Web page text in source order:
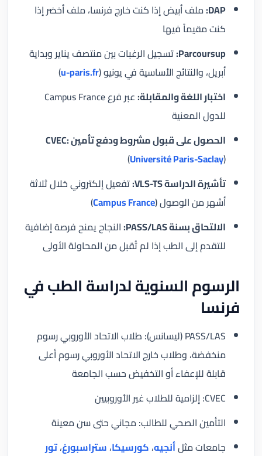
DAP: ملف أبيض إذا كنت خارج فرنسا، ملف أخضر إذا
كنت مقيماً فيها
Parcoursup: تسجيل الرغبات بين منتصف يناير وبداية
أبريل، والنتائج الأساسية في يونيو (u-paris.fr
)
اختبار اللغة والمقابلة:
عبر فرع Campus France
للدول المعنية
الحصول على قبول مشروط ودفع تأمين CVEC:
(Université Paris-Saclay)
تأشيرة الدراسة VLS-TS:
تفعيل إلكتروني خلال ثلاثة
أشهر من الوصول (Campus France
)
الالتحاق بسنة PASS/LAS:
النجاح يمنح فرصة إضافية
للتقدم إلى الطب إذا لم تُقبل من المحاولة الأولى
الرسوم السنوية لدراسة الطب في
فرنسا
PASS/LAS (ليسانس): طلاب الاتحاد الأوروبي رسوم
منخفضة، وطلاب خارج الاتحاد الأوروبي رسوم أعلى
قابلة للإعفاء أو التخفيض حسب الجامعة
CVEC: إلزامية للطلاب غير الأوروبيين
التأمين الصحي للطالب: مجاني حتى سن معينة
جامعات مثلأنجيه، كورسيكا، ستراسبورغ،تور